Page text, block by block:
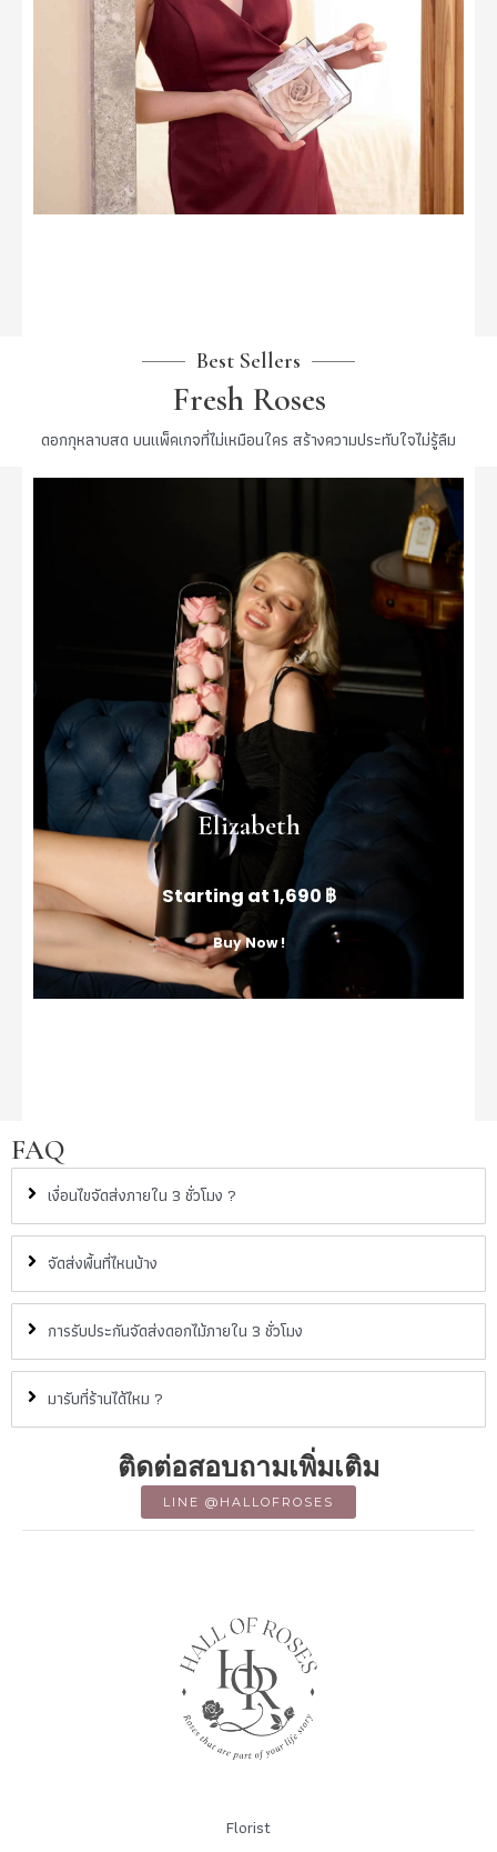
Best Sellers
Fresh Roses
ดอกกุหลาบสด บนแพ็คเกจที่ไม่เหมือนใคร สร้างความประทับใจไม่รู้ลืม
Elizabeth
Starting at 1,690 ฿
Buy Now !
FAQ
เงื่อนไขจัดส่งภายใน 3 ชั่วโมง ?
จัดส่งพื้นที่ไหนบ้าง
การรับประกันจัดส่งดอกไม้ภายใน 3 ชั่วโมง
มารับที่ร้านได้ไหม ?
ติดต่อสอบถามเพิ่มเติม
LINE @HALLOFROSES
Florist